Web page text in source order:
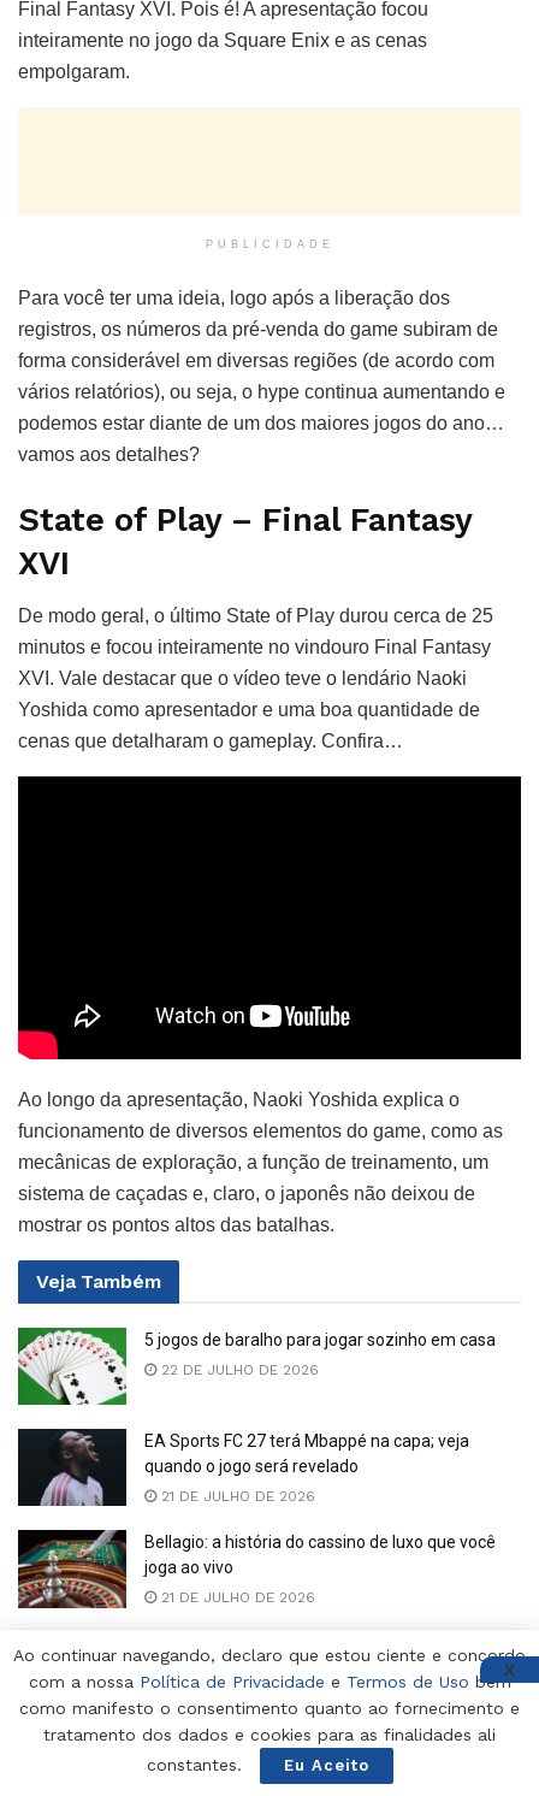
Final Fantasy XVI. Pois é! A apresentação focou
inteiramente no jogo da Square Enix e as cenas
empolgaram.
PUBLICIDADE
Para você ter uma ideia, logo após a liberação dos
registros, os números da pré-venda do game subiram de
forma considerável em diversas regiões (de acordo com
vários relatórios), ou seja, o hype continua aumentando e
podemos estar diante de um dos maiores jogos do ano…
vamos aos detalhes?
State of Play – Final Fantasy
XVI
De modo geral, o último State of Play durou cerca de 25
minutos e focou inteiramente no vindouro Final Fantasy
XVI. Vale destacar que o vídeo teve o lendário Naoki
Yoshida como apresentador e uma boa quantidade de
cenas que detalharam o gameplay. Confira…
Ao longo da apresentação, Naoki Yoshida explica o
funcionamento de diversos elementos do game, como as
mecânicas de exploração, a função de treinamento, um
sistema de caçadas e, claro, o japonês não deixou de
mostrar os pontos altos das batalhas.
Veja Também
5 jogos de baralho para jogar sozinho em casa
22 DE JULHO DE 2026
EA Sports FC 27 terá Mbappé na capa; veja
quando o jogo será revelado
21 DE JULHO DE 2026
Bellagio: a história do cassino de luxo que você
joga ao vivo
21 DE JULHO DE 2026
milhares de demissões
1 DE JULHO DE 2026
Ao continuar navegando, declaro que estou ciente e concordo
com a nossa Política de Privacidade e Termos de Uso bem
como manifesto o consentimento quanto ao fornecimento e
tratamento dos dados e cookies para as finalidades ali
constantes.
Eu Aceito
X